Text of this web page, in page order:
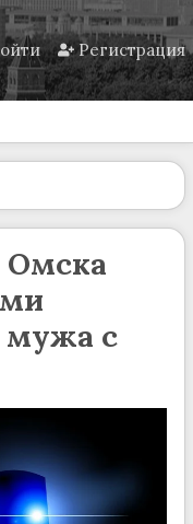
Регистрация
Омска
мужа с